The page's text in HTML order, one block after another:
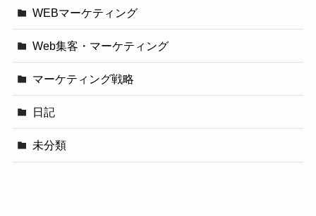
WEBマーケティング
Web集客・マーケティング
マーケティング戦略
日記
未分類